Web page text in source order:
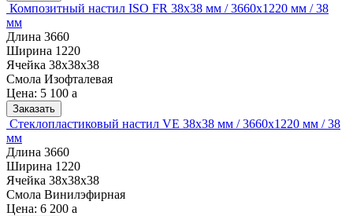
Композитный настил ISO FR 38х38 мм / 3660х1220 мм / 38
мм
Длина 3660
Ширина 1220
Ячейка 38х38х38
Смола Изофталевая
Цена: 5 100 a
Заказать
Стеклопластиковый настил VE 38х38 мм / 3660х1220 мм / 38
мм
Длина 3660
Ширина 1220
Ячейка 38х38х38
Смола Винилэфирная
Цена: 6 200 a